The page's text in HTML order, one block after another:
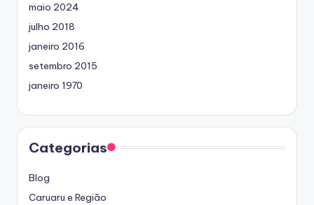
maio 2024
julho 2018
janeiro 2016
setembro 2015
janeiro 1970
Categorias
Blog
Caruaru e Região